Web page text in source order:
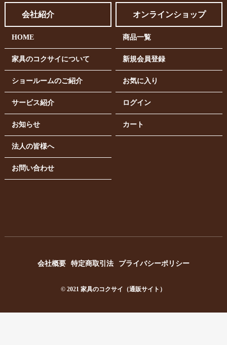
会社紹介
HOME
家具のコクサイについて
ショールームのご紹介
サービス紹介
お知らせ
法人の皆様へ
お問い合わせ
オンラインショップ
商品一覧
新規会員登録
お気に入り
ログイン
カート
会社概要 特定商取引法 プライバシーポリシー
© 2021 家具のコクサイ（通販サイト）